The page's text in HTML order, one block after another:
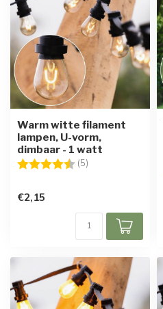
Warm witte filament
lampen, U-vorm,
dimbaar - 1 watt
Beoordeling: (5)
€2,15